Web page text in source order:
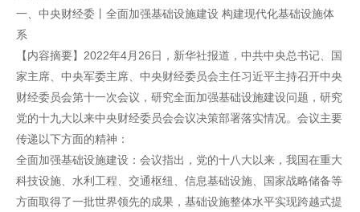
一、中央财经委丨全面加强基础设施建设 构建现代化基础设施体
系
【内容摘要】2022年4月26日，新华社报道，中共中央总书记、国
家主席、中央军委主席、中央财经委员会主任习近平主持召开中央
财经委员会第十一次会议，研究全面加强基础设施建设问题，研究
党的十九大以来中央财经委员会会议决策部署落实情况。会议主要
传递以下方面的精神：
全面加强基础设施建设：会议指出，党的十八大以来，我国在重大
科技设施、水利工程、交通枢纽、信息基础设施、国家战略储备等
方面取得了一批世界领先的成果，基础设施整体水平实现跨越式提